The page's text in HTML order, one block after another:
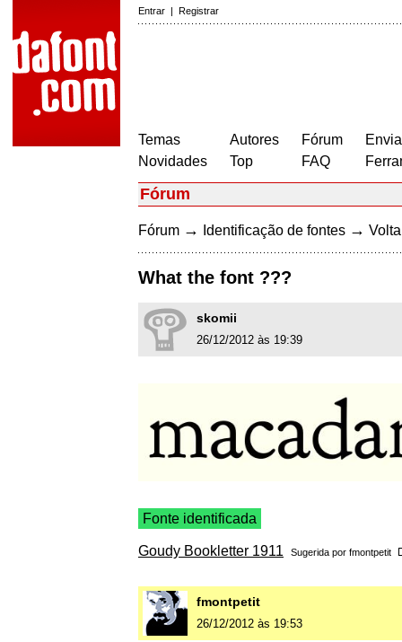
Entrar | Registrar
Temas
Novidades
Autores
Top
Fórum
FAQ
Fórum
Fórum → Identificação de fontes →
What the font ???
skomii
26/12/2012 às 19:39
Fonte identificada
Goudy Bookletter 1911 Sugerida por fmontpetit
fmontpetit
26/12/2012 às 19:53